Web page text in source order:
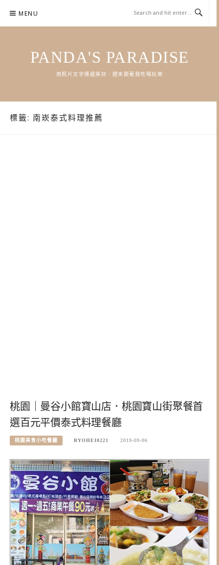
content
MENU
PANDA'S PARADISE
用照片文字傳遞美好．週末跟著我吃喝玩樂
標籤: 南崁泰式料理推薦
桃園｜曼谷小館寶山店．桃園寶山街聚餐首
選百元平價泰式料理餐廳
桃園美食小吃餐廳 RYOHEI0221 2019-09-06